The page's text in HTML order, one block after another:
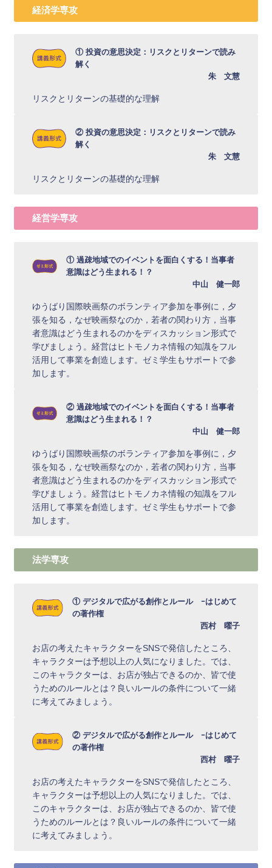
経済学専攻
① 投資の意思決定：リスクとリターンで読み
解く
朱 文慧
リスクとリターンの基礎的な理解
② 投資の意思決定：リスクとリターンで読み
解く
朱 文慧
リスクとリターンの基礎的な理解
経営学専攻
① 過疎地域でのイベントを面白くする！当事者
意識はどう生まれる！？
中山 健一郎
ゆうばり国際映画祭のボランティア参加を事例に，夕
張を知る，なぜ映画祭なのか，若者の関わり方，当事
者意識はどう生まれるのかをディスカッション形式で
学びましょう。経営はヒトモノカネ情報の知識をフル
活用して事業を創造します。ゼミ学生もサポートで参
加します。
② 過疎地域でのイベントを面白くする！当事者
意識はどう生まれる！？
中山 健一郎
ゆうばり国際映画祭のボランティア参加を事例に，夕
張を知る，なぜ映画祭なのか，若者の関わり方，当事
者意識はどう生まれるのかをディスカッション形式で
学びましょう。経営はヒトモノカネ情報の知識をフル
活用して事業を創造します。ゼミ学生もサポートで参
加します。
法学専攻
① デジタルで広がる創作とルール ｰはじめて
の著作権
西村 曜子
お店の考えたキャラクターをSNSで発信したところ、
キャラクターは予想以上の人気になりました。では、
このキャラクターは、お店が独占できるのか、皆で使
うためのルールとは？良いルールの条件について一緒
に考えてみましょう。
② デジタルで広がる創作とルール ｰはじめて
の著作権
西村 曜子
お店の考えたキャラクターをSNSで発信したところ、
キャラクターは予想以上の人気になりました。では、
このキャラクターは、お店が独占できるのか、皆で使
うためのルールとは？良いルールの条件について一緒
に考えてみましょう。